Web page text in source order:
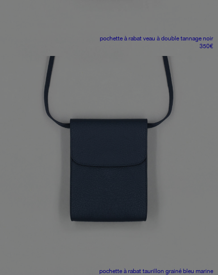
pochette à rabat veau à double tannage noir
350€
pochette à rabat taurillon grainé bleu marine